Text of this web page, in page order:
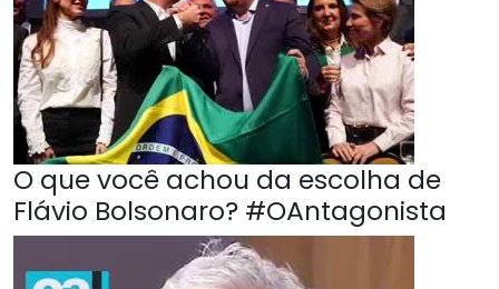
O que você achou da escolha de
Flávio Bolsonaro? #OAntagonista